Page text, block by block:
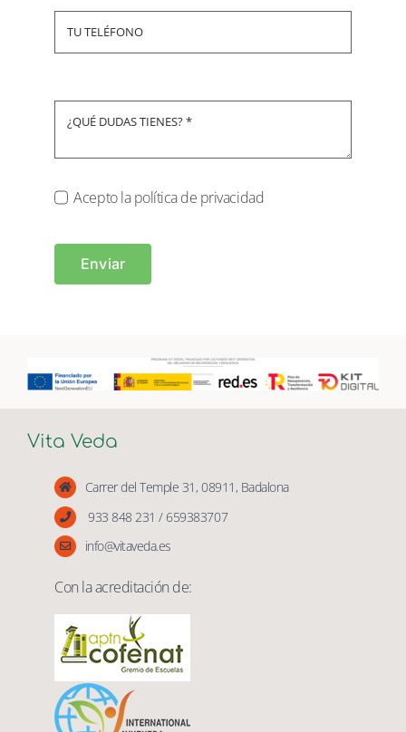
Acepto la política de privacidad
Vita Veda
info@vitaveda.es
Con la acreditación de: